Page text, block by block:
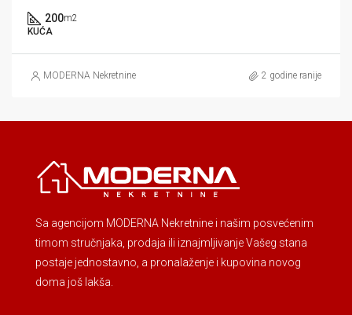
200m2
KUĆA
MODERNA Nekretnine 2 godine ranije
Sa agencijom MODERNA Nekretnine i našim posvećenim
timom stručnjaka, prodaja ili iznajmljivanje Vašeg stana
postaje jednostavno, a pronalaženje i kupovina novog
doma još lakša.